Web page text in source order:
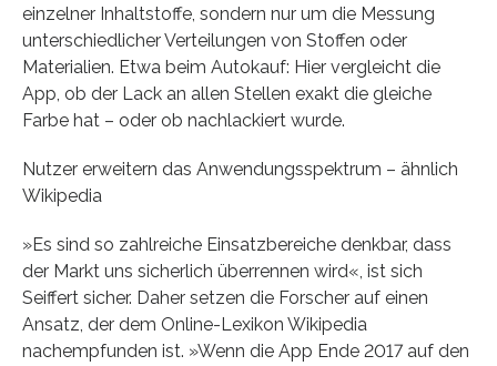
einzelner Inhaltstoffe, sondern nur um die Messung
unterschiedlicher Verteilungen von Stoffen oder
Materialien. Etwa beim Autokauf: Hier vergleicht die
App, ob der Lack an allen Stellen exakt die gleiche
Farbe hat – oder ob nachlackiert wurde.
Nutzer erweitern das Anwendungsspektrum – ähnlich
Wikipedia
»Es sind so zahlreiche Einsatzbereiche denkbar, dass
der Markt uns sicherlich überrennen wird«, ist sich
Seiffert sicher. Daher setzen die Forscher auf einen
Ansatz, der dem Online-Lexikon Wikipedia
nachempfunden ist. »Wenn die App Ende 2017 auf den